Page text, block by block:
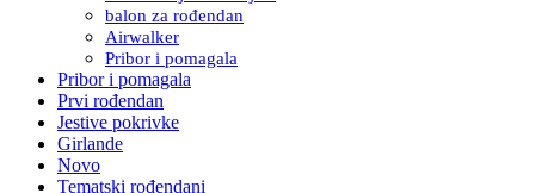
balon za rođendan
Airwalker
Pribor i pomagala
Pribor i pomagala
Prvi rođendan
Jestive pokrivke
Girlande
Novo
Tematski rođendani